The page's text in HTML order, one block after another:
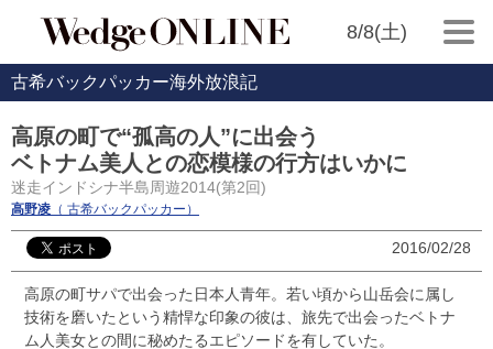
8/8(土)
古希バックパッカー海外放浪記
高原の町で“孤高の人”に出会う
ベトナム美人との恋模様の行方はいかに
迷走インドシナ半島周遊2014(第2回)
高野凌 （ 古希バックパッカー）
2016/02/28
高原の町サパで出会った日本人青年。若い頃から山岳会に属し
技術を磨いたという精悍な印象の彼は、旅先で出会ったベトナ
ム人美女との間に秘めたるエピソードを有していた。